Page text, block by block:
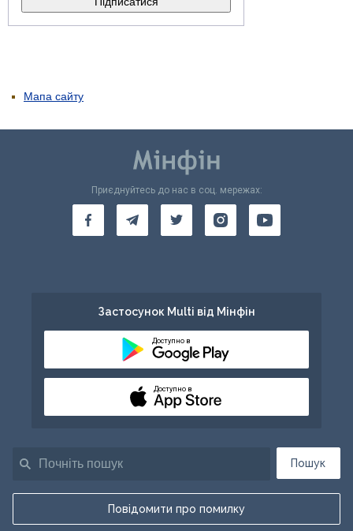
Мапа сайту
Пошук
Повідомити про помилку
Приєднуйтесь до нас в соц. мережах:
Застосунок Multi від Мінфін
Доступно в
Доступно в